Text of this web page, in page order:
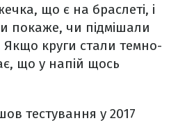
що є на браслеті, і
покаже, чи підмішали
Якщо круги стали темно-
що у напій щось
тестування у 2017